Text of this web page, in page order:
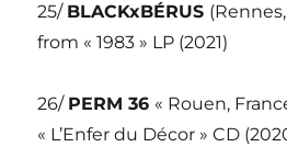
25/ BLACKxBÉRUS
from « 1983 » LP (2021)
26/ PERM 36 « Rouen,
« L’Enfer du Décor » CD